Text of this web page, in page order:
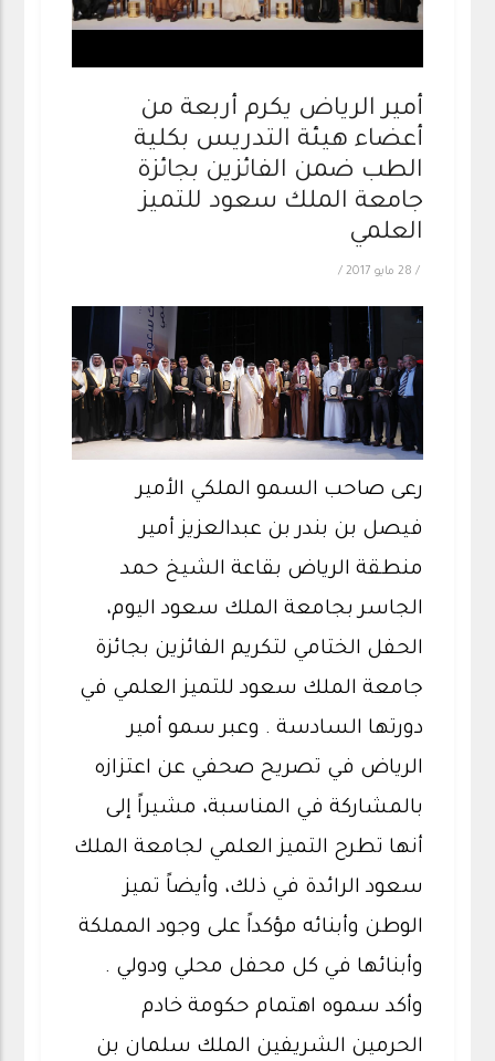
أمير الرياض يكرم أربعة من
أعضاء هيئة التدريس بكلية
الطب ضمن الفائزين بجائزة
جامعة الملك سعود للتميز
العلمي
/ 28 مايو 2017 /
رعى صاحب السمو الملكي الأمير
فيصل بن بندر بن عبدالعزيز أمير
منطقة الرياض بقاعة الشيخ حمد
الجاسر بجامعة الملك سعود اليوم،
الحفل الختامي لتكريم الفائزين بجائزة
جامعة الملك سعود للتميز العلمي في
دورتها السادسة . وعبر سمو أمير
الرياض في تصريح صحفي عن اعتزازه
بالمشاركة في المناسبة، مشيراً إلى
أنها تطرح التميز العلمي لجامعة الملك
سعود الرائدة في ذلك، وأيضاً تميز
الوطن وأبنائه مؤكداً على وجود المملكة
وأبنائها في كل محفل محلي ودولي .
وأكد سموه اهتمام حكومة خادم
الحرمين الشريفين الملك سلمان بن